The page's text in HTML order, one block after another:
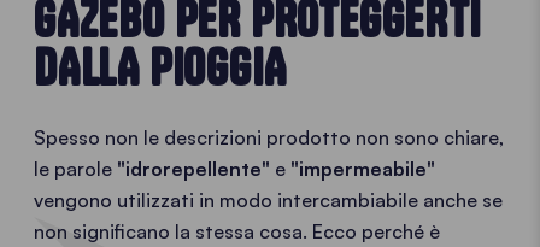
GAZEBO PER PROTEGGERTI
DALLA PIOGGIA
Spesso non le descrizioni prodotto non sono chiare,
le parole "idrorepellente" e "impermeabile"
vengono utilizzati in modo intercambiabile anche se
non significano la stessa cosa. Ecco perché è